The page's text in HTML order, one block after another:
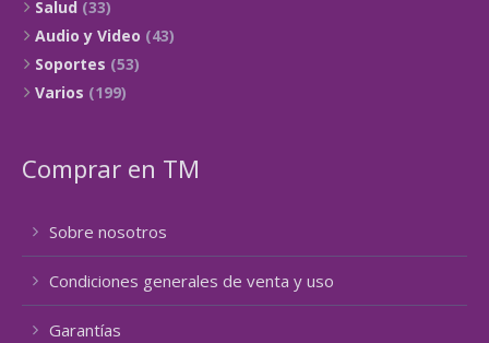
Salud (33)
Audio y Video (43)
Soportes (53)
Varios (199)
Comprar en TM
Sobre nosotros
Condiciones generales de venta y uso
Garantías